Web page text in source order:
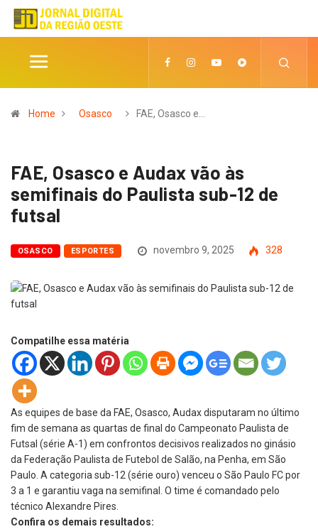
Home Osasco FAE, Osasco e…
FAE, Osasco e Audax vão às
semifinais do Paulista sub-12 de
futsal
OSASCO ESPORTES novembro 9, 2025 328
Compatilhe essa matéria
As equipes de base da FAE, Osasco, Audax disputaram no último
fim de semana as quartas de final do Campeonato Paulista de
Futsal (série A-1) em confrontos decisivos realizados no ginásio
da Federação Paulista de Futebol de Salão, na Penha, em São
Paulo. A categoria sub-12 (série ouro) venceu o São Paulo FC por
3 a 1 e garantiu vaga na semifinal. O time é comandado pelo
técnico Alexandre Pires.
Confira os demais resultados: